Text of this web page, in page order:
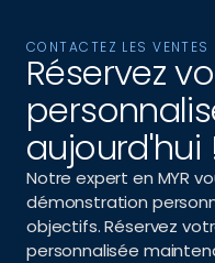
CONTACTEZ LES VENTES
Réservez
aujourd'hui
Notre expert en MYR
démonstration
objectifs. Réservez
personnalisée